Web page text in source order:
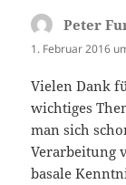
Peter
1. Februar 2016
Vielen Dank
wichtiges
man sich
Verarbeitung
basale